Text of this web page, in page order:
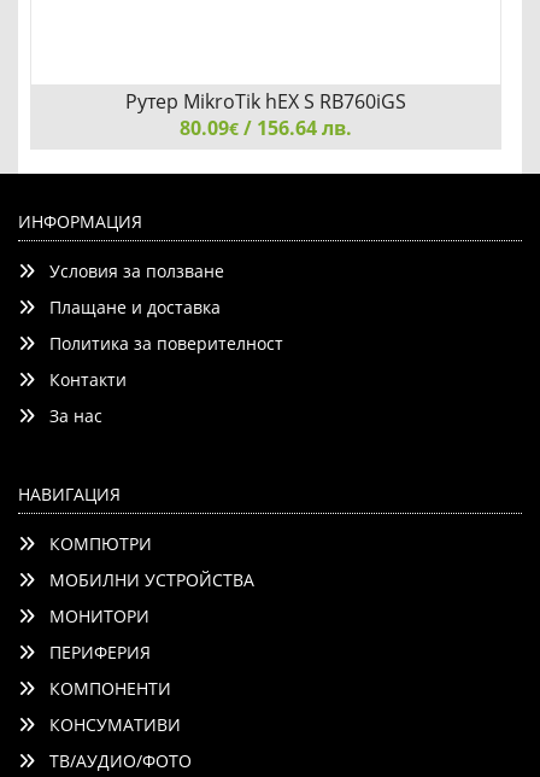
Рутер MikroTik hEX S RB760iGS
80.09€ / 156.64 лв.
ИНФОРМАЦИЯ
Условия за ползване
Плащане и доставка
Политика за поверителност
Контакти
За нас
НАВИГАЦИЯ
КОМПЮТРИ
МОБИЛНИ УСТРОЙСТВА
МОНИТОРИ
ПЕРИФЕРИЯ
КОМПОНЕНТИ
КОНСУМАТИВИ
ТВ/АУДИО/ФОТО